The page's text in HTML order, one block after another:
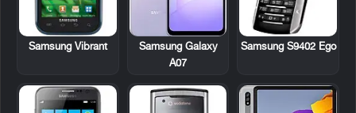
Samsung S9402 Ego
Samsung Galaxy
A07
Samsung Vibrant